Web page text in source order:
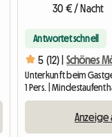
30 € / Nacht
Antwortet schnell
5 (12) | Schönes
1 Pers. |
Anzeige